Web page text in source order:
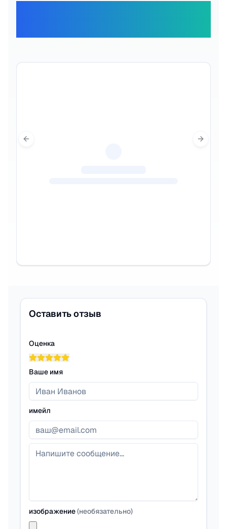
Previous slide Next
Оставить отзыв
Оценка
Ваше имя
имейл
изображение(необязательно)